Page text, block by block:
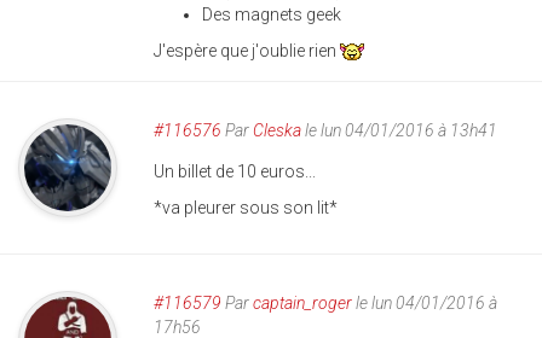
Des magnets geek
J'espère que j'oublie rien
#116576 Par Cleskale lun 04/01/2016 à 13h41
Un billet de 10 euros...
*va pleurer sous son lit*
#116579 Parcaptain_rogerle lun 04/01/2016 à
17h56